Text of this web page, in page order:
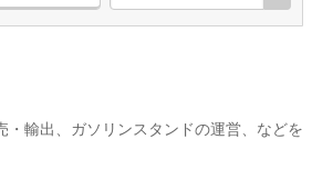
輸出、ガソリンスタンドの運営、などを